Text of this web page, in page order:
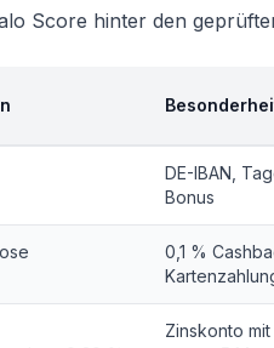
Score hinter den
DE-IBAN,
Bonus
0,1 %
Zinskonto